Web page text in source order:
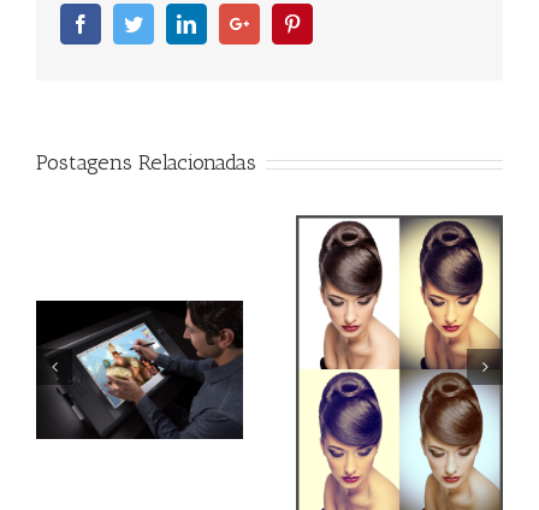
FacebookTwitterLinkedinGoogleplus
Postagens Relacionadas
Action Efeito Retro
Qual o melhor monitor
para tratamento de
imagem?